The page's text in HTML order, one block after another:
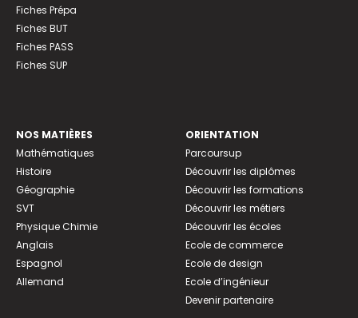
Fiches Prépa
Fiches BUT
Fiches PASS
Fiches SUP
NOS MATIÈRES
Mathématiques
Histoire
Géographie
SVT
Physique Chimie
Anglais
Espagnol
Allemand
ORIENTATION
Parcoursup
Découvrir les diplômes
Découvrir les formations
Découvrir les métiers
Découvrir les écoles
Ecole de commerce
Ecole de design
Ecole d’ingénieur
Devenir partenaire